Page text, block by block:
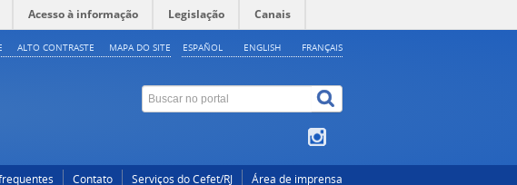
Acesso à informação Legislação Canais
ESPAÑOL ENGLISH FRANÇAIS
ALTO CONTRASTE MAPA DO SITE
Contato Serviços do Cefet/RJ Área de imprensa